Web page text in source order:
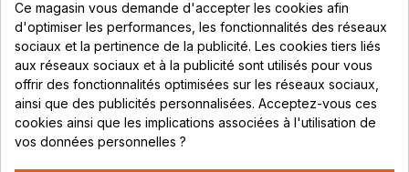
69530 Brignais
Lundi au vendredi :
8h - 16h
uniquement sur Rendez-vous
CONTACT
Ce magasin vous demande d'accepter les cookies afin
d'optimiser les performances, les fonctionnalités des réseaux
sociaux et la pertinence de la publicité. Les cookies tiers liés
aux réseaux sociaux et à la publicité sont utilisés pour vous
offrir des fonctionnalités optimisées sur les réseaux sociaux,
ainsi que des publicités personnalisées. Acceptez-vous ces
cookies ainsi que les implications associées à l'utilisation de
vos données personnelles ?